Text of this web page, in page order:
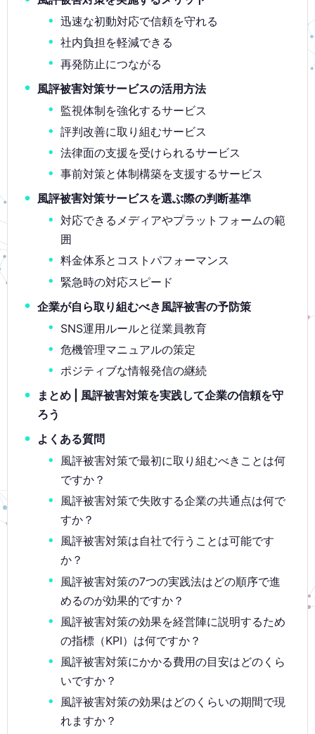
迅速な初動対応で信頼を守れる
社内負担を軽減できる
再発防止につながる
風評被害対策サービスの活用方法
監視体制を強化するサービス
評判改善に取り組むサービス
法律面の支援を受けられるサービス
事前対策と体制構築を支援するサービス
風評被害対策サービスを選ぶ際の判断基準
対応できるメディアやプラットフォームの範
囲
料金体系とコストパフォーマンス
緊急時の対応スピード
企業が自ら取り組むべき風評被害の予防策
SNS運用ルールと従業員教育
危機管理マニュアルの策定
ポジティブな情報発信の継続
まとめ | 風評被害対策を実践して企業の信頼を守
ろう
よくある質問
風評被害対策で最初に取り組むべきことは何
ですか？
風評被害対策で失敗する企業の共通点は何で
すか？
風評被害対策は自社で行うことは可能です
か？
風評被害対策の7つの実践法はどの順序で進
めるのが効果的ですか？
風評被害対策の効果を経営陣に説明するため
の指標（KPI）は何ですか？
風評被害対策にかかる費用の目安はどのくら
いですか？
風評被害対策の効果はどのくらいの期間で現
れますか？